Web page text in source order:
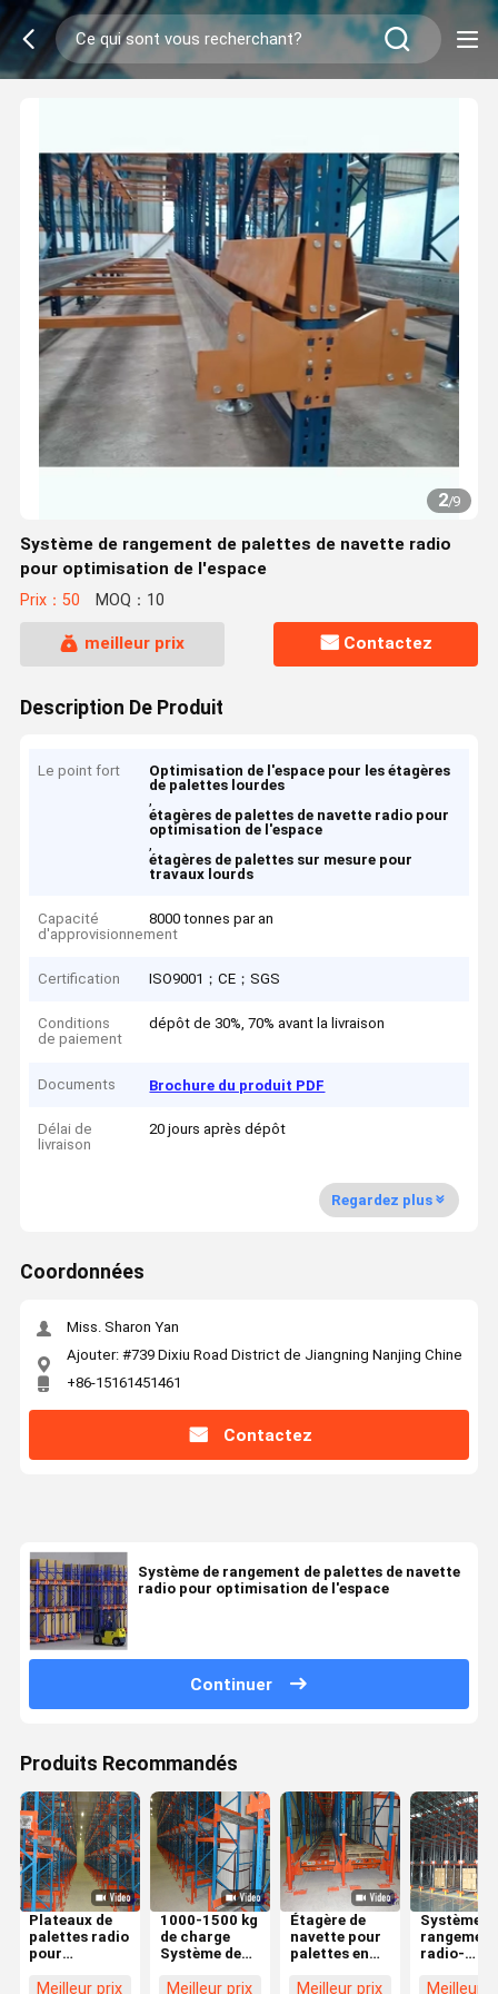
2/9
Système de rangement de palettes de navette radio
pour optimisation de l'espace
Prix：50 MOQ：10
meilleur prix Contactez
Description De Produit
Le point fort
Optimisation de l'espace pour les étagères
de palettes lourdes
,
étagères de palettes de navette radio pour
optimisation de l'espace
,
étagères de palettes sur mesure pour
travaux lourds
Capacité
d'approvisionnement
8000 tonnes par an
Certification ISO9001；CE；SGS
Conditions
de paiement
dépôt de 30%, 70% avant la livraison
Documents Brochure du produit PDF
Délai de
livraison
20 jours après dépôt
Regardez plus
Coordonnées
Miss. Sharon Yan
Ajouter: #739 Dixiu Road District de Jiangning Nanjing Chine
+86-15161451461
Contactez
Système de rangement de palettes de navette
radio pour optimisation de l'espace
Continuer
Produits Recommandés
Plateaux de
palettes radio
pour
stockage sur
Meilleur prix
1000-1500 kg
de charge
Système de
radio-
Meilleur prix
Étagère de
navette pour
palettes en
système de
Meilleur prix
Système
radio-
palettes de
Meilleur